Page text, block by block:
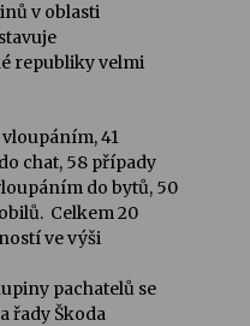
v oblasti
republiky velmi
41
chat, 58 případy
do bytů, 50
Celkem 20
ve výši
pachatelů se
řady Škoda